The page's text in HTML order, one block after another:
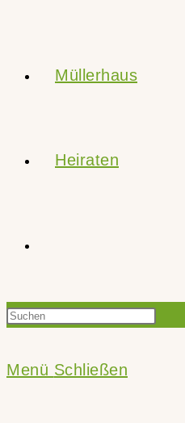
Müllerhaus
Heiraten
Suche
Press
Menü Schließen